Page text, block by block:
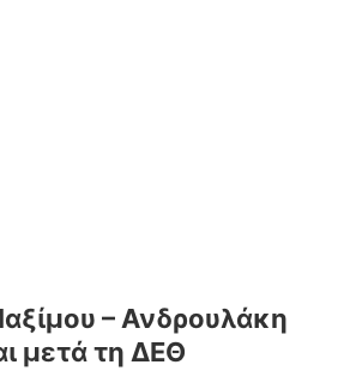
– Ανδρουλάκη
μετά τη ΔΕΘ